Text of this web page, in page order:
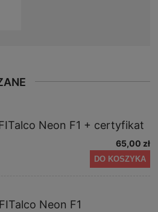
Neon F1 + certyfikat
65,00 zł
DO KOSZYKA
Neon F1